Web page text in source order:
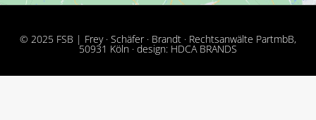
© 2025 FSB | Frey · Schäfer · Brandt · Rechtsanwälte PartmbB,
50931 Köln · design: HDCA BRANDS